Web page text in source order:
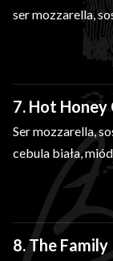
ser mozzarella,
7. Hot
Ser mozzarella,
cebula biała,
8. The